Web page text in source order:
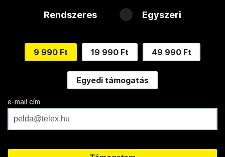
Rendszeres Egyszeri
9 990 Ft 19 990 Ft 49 990 Ft
Egyedi támogatás
e-mail cím